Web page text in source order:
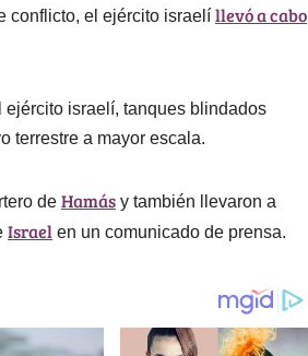
conflicto, el ejército israelí llevó a cabo
ejército israelí, tanques blindados
terrestre a mayor escala.
de Hamás y también llevaron a
Israel en un comunicado de prensa.